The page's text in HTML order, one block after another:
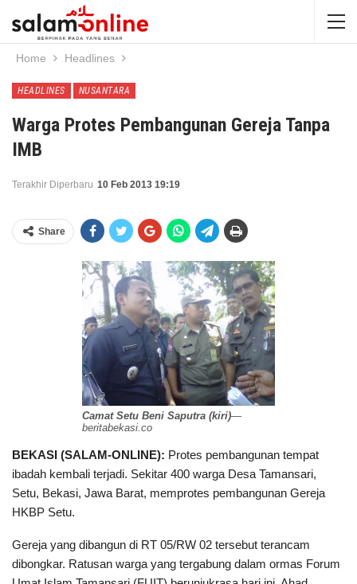
Home Headlines
HEADLINES NUSANTARA
Warga Protes Pembangunan Gereja Tanpa
IMB
Terakhir Diperbaru 10 Feb 2013 19:19
Share
Camat Setu Beni Saputra (kiri)—
beritabekasi.co
BEKASI (SALAM-ONLINE): Protes pembangunan tempat
ibadah kembali terjadi. Sekitar 400 warga Desa Tamansari,
Setu, Bekasi, Jawa Barat, memprotes pembangunan Gereja
HKBP Setu.
Gereja yang dibangun di RT 05/RW 02 tersebut terancam
dibongkar. Ratusan warga yang tergabung dalam ormas Forum